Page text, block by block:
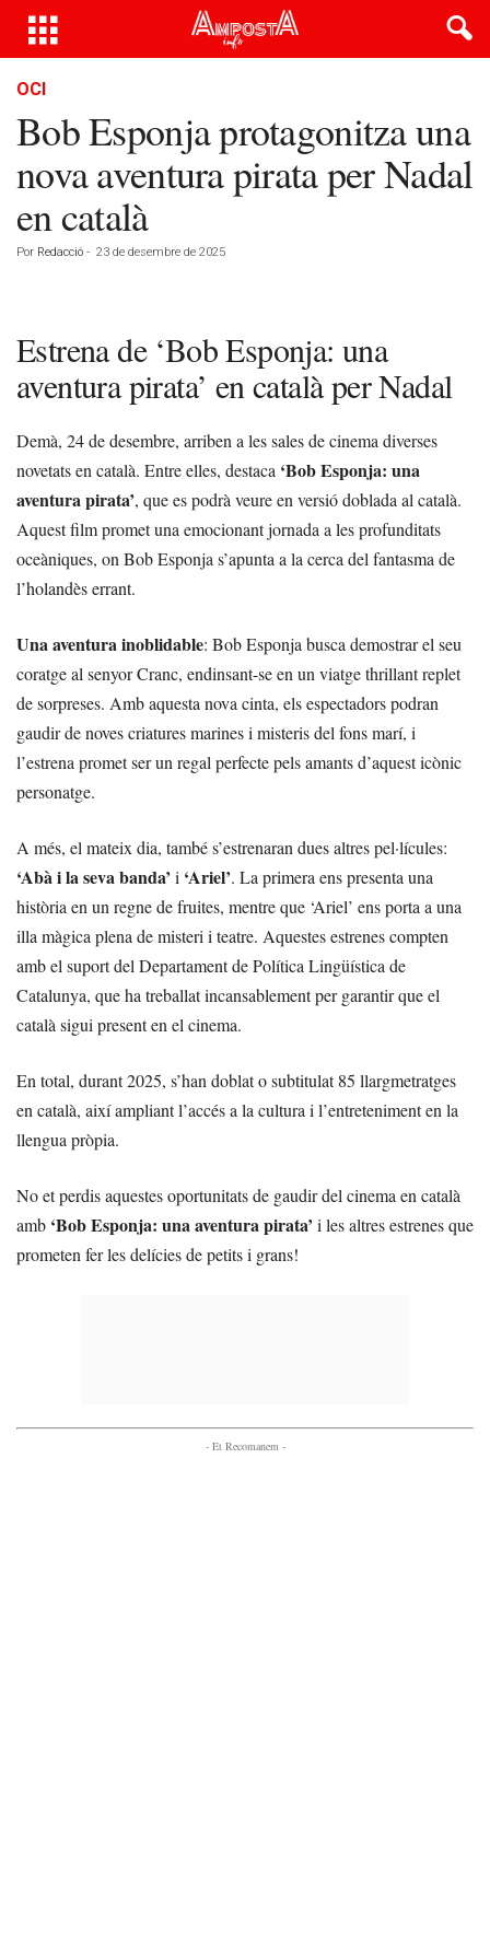
OCI
Bob Esponja protagonitza una
nova aventura pirata per Nadal
en català
Por Redacció - 23 de desembre de 2025
Estrena de ‘Bob Esponja: una
aventura pirata’ en català per Nadal
Demà, 24 de desembre, arriben a les sales de cinema diverses
novetats en català. Entre elles, destaca ‘Bob Esponja: una
aventura pirata’, que es podrà veure en versió doblada al català.
Aquest film promet una emocionant jornada a les profunditats
oceàniques, on Bob Esponja s’apunta a la cerca del fantasma de
l’holandès errant.
Una aventura inoblidable: Bob Esponja busca demostrar el seu
coratge al senyor Cranc, endinsant-se en un viatge thrillant replet
de sorpreses. Amb aquesta nova cinta, els espectadors podran
gaudir de noves criatures marines i misteris del fons marí, i
l’estrena promet ser un regal perfecte pels amants d’aquest icònic
personatge.
A més, el mateix dia, també s’estrenaran dues altres pel·lícules:
‘Abà i la seva banda’ i ‘Ariel’. La primera ens presenta una
història en un regne de fruites, mentre que ‘Ariel’ ens porta a una
illa màgica plena de misteri i teatre. Aquestes estrenes compten
amb el suport del Departament de Política Lingüística de
Catalunya, que ha treballat incansablement per garantir que el
català sigui present en el cinema.
En total, durant 2025, s’han doblat o subtitulat 85 llargmetratges
en català, així ampliant l’accés a la cultura i l’entreteniment en la
llengua pròpia.
No et perdis aquestes oportunitats de gaudir del cinema en català
amb ‘Bob Esponja: una aventura pirata’ i les altres estrenes que
prometen fer les delícies de petits i grans!
- Et Recomanem -